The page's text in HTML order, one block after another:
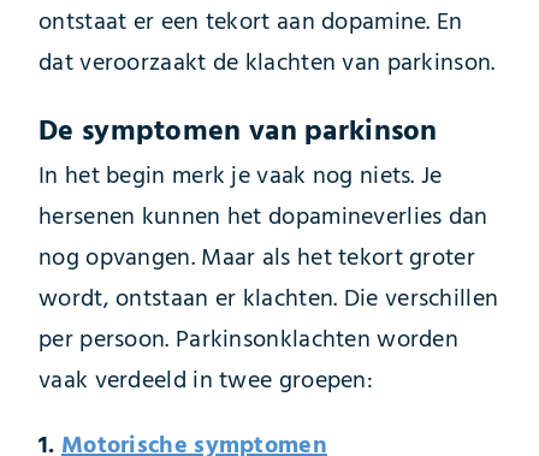
ontstaat er een tekort aan dopamine. En
dat veroorzaakt de klachten van parkinson.
De symptomen van parkinson
In het begin merk je vaak nog niets. Je
hersenen kunnen het dopamineverlies dan
nog opvangen. Maar als het tekort groter
wordt, ontstaan er klachten. Die verschillen
per persoon. Parkinsonklachten worden
vaak verdeeld in twee groepen:
1.Motorische symptomen